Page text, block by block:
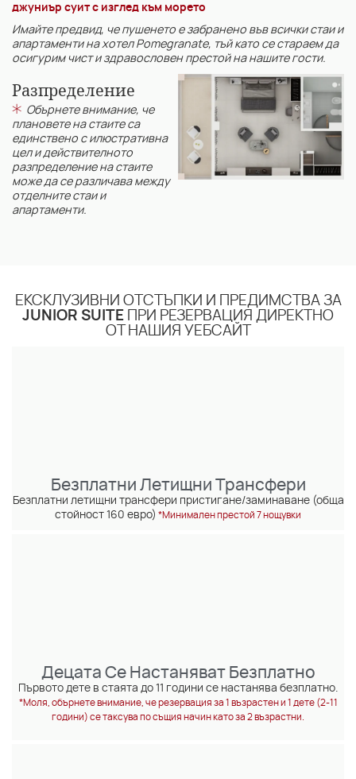
джуниър суит с изглед към морето
Имайте предвид, че пушенето е забранено във всички стаи и
апартаменти на хотел Pomegranate, тъй като се стараем да
осигурим чист и здравословен престой на нашите гости.
Разпределение
Обърнете внимание, че
плановете на стаите са
единствено с илюстративна
цел и действителното
разпределение на стаите
може да се различава между
отделните стаи и
апартаменти.
ЕКСКЛУЗИВНИ ОТСТЪПКИ И ПРЕДИМСТВА ЗА
JUNIOR SUITE ПРИ РЕЗЕРВАЦИЯ ДИРЕКТНО
ОТ НАШИЯ УЕБСАЙТ
Безплатни Летищни Трансфери
Безплатни летищни трансфери пристигане/заминаване (обща
стойност 160 евро) *Минимален престой 7 нощувки
Децата Се Настаняват Безплатно
Първото дете в стаята до 11 години се настанява безплатно.
*Моля, обърнете внимание, че резервация за 1 възрастен и 1 дете (2-11
години) се таксува по същия начин като за 2 възрастни.